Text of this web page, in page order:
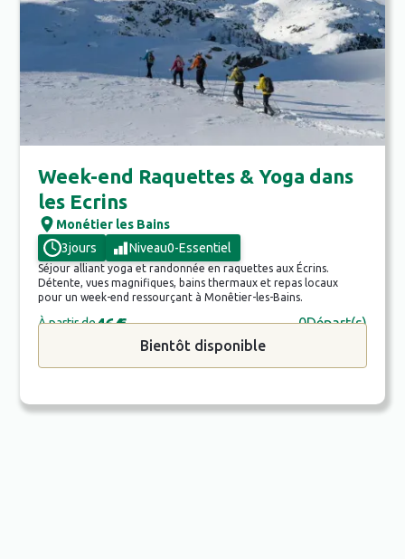
Week-end Raquettes & Yoga dans
les Ecrins
Monétier les Bains
3jours Niveau0-Essentiel
Séjour alliant yoga et randonnée en raquettes aux Écrins.
Détente, vues magnifiques, bains thermaux et repas locaux
pour un week-end ressourçant à Monêtier-les-Bains.
À partir de464€ 0Départ(s)
Bientôt disponible